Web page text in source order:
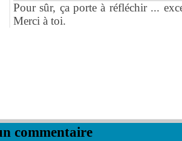
Pour sûr, ça porte à réfléchir ...
Merci à toi.
commentaire